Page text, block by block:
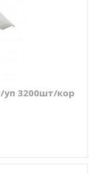
уп 3200шт/кор